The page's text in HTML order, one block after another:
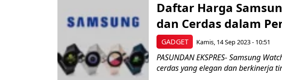
GADGET
Daftar Harga
dan Cerdas dalam
Kamis, 14 Sep 2023 - 10:51
PASUNDAN EKSPRES- Samsung
cerdas yang elegan dan berkinerja